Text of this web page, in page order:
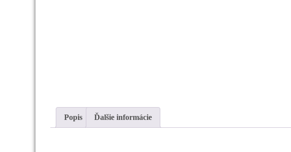
Popis Ďalšie informácie